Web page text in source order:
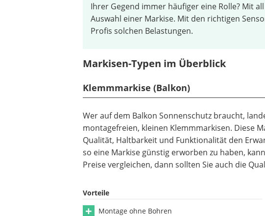
Ihrer Gegend immer häufiger eine Rolle? Mit
Auswahl einer Markise. Mit den richtigen
Profis solchen Belastungen.
Markisen-Typen im Überblick
Klemmmarkise (Balkon)
Wer auf dem Balkon Sonnenschutz braucht,
montagefreien, kleinen Klemmmarkisen. Diese
Qualität, Haltbarkeit und Funktionalität den
so eine Markise günstig erworben zu haben,
Preise vergleichen, dann sollten Sie auch die
Vorteile
Montage ohne Bohren